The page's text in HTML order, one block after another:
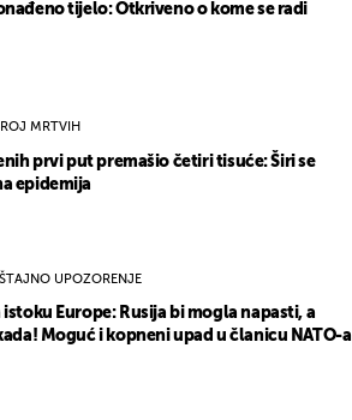
tijelo: Otkriveno o kome se radi
MRTVIH
prvi put premašio četiri tisuće: Širi se
epidemija
UPOZORENJE
istoku Europe: Rusija bi mogla napasti, a
Moguć i kopneni upad u članicu NATO-a